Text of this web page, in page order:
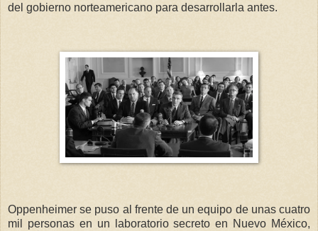
del gobierno norteamericano para desarrollarla antes.
Oppenheimer se puso al frente de un equipo de unas cuatro
mil personas en un laboratorio secreto en Nuevo México,